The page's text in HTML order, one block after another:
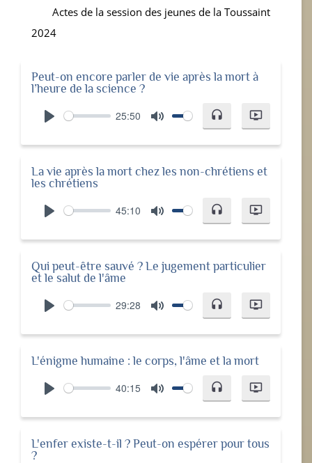
Actes de la session des jeunes de la Toussaint
2024
Peut-on encore parler de vie après la mort à
l’heure de la science ?
25:50 headset ondemand_video
La vie après la mort chez les non-chrétiens et
les chrétiens
45:10 headset ondemand_video
Qui peut-être sauvé ? Le jugement particulier
et le salut de l'âme
29:28 headset ondemand_video
L'énigme humaine : le corps, l'âme et la mort
40:15 headset ondemand_video
L'enfer existe-t-il ? Peut-on espérer pour tous
?